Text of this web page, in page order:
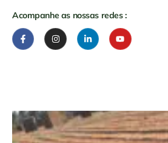
Acompanhe as nossas redes :